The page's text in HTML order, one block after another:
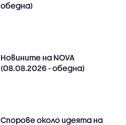
обедна)
Новините на NOVA
(08.08.2026 - обедна)
Спорове около идеята на